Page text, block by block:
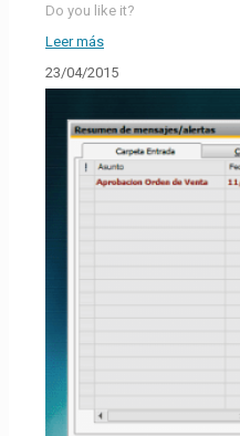
Do you like it?
Leer más
23/04/2015